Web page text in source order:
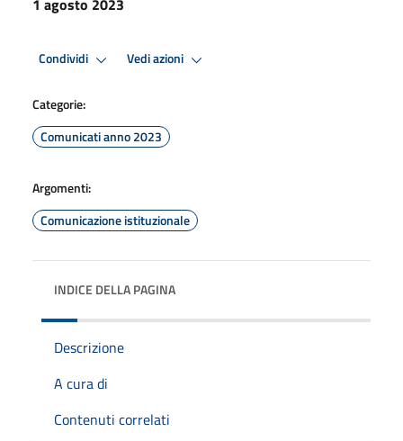
Condividi Vedi azioni
Categorie:
Comunicati anno 2023
Argomenti:
Comunicazione istituzionale
INDICE DELLA PAGINA
Descrizione
A cura di
Contenuti correlati